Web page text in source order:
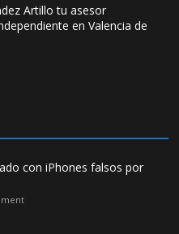
Artillo tu asesor
en Valencia de
con iPhones falsos por